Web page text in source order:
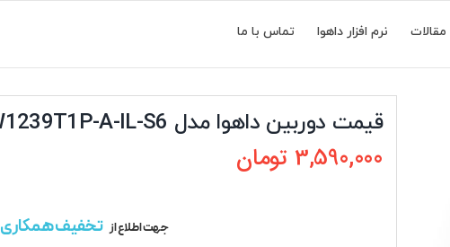
مقالات نرم افزار داهوا تماس با ما
قیمت دوربین داهوا مدل DH-IPC-HDW1239T1P-A-IL-S6
3,590,000 تومان
جهت اطلاع از تخفیف همکاری